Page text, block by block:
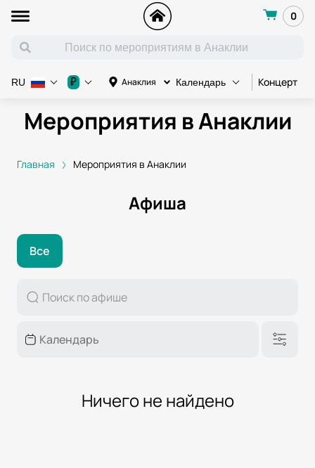
0
Анаклия Календарь Концерт
RU ₽
Мероприятия в Анаклии
Главная Мероприятия в Анаклии
Афиша
Все
Ничего не найдено